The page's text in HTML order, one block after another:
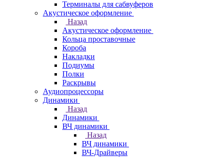
Терминалы для сабвуферов
Акустическое оформление
Назад
Акустическое оформление
Кольца проставочные
Короба
Накладки
Подиумы
Полки
Раскрывы
Аудиопроцессоры
Динамики
Назад
Динамики
ВЧ динамики
Назад
ВЧ динамики
ВЧ-Драйверы